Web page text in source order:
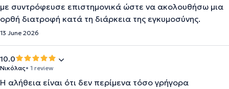
με συντρόφευσε επιστημονικά ώστε να ακολουθήσω μια
ορθή διατροφή κατά τη διάρκεια της εγκυμοσύνης.
13 June 2026
10.0
Νικόλας• 1 review
Η αλήθεια είναι ότι δεν περίμενα τόσο γρήγορα